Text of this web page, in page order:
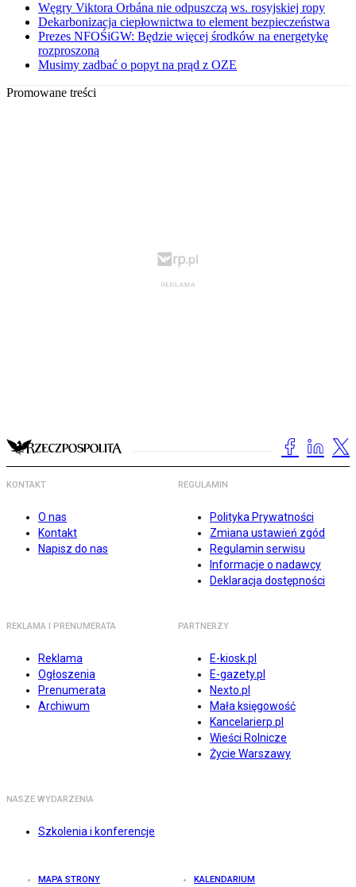
Węgry Viktora Orbána nie odpuszczą ws. rosyjskiej ropy
Dekarbonizacja ciepłownictwa to element bezpieczeństwa
Prezes NFOŚiGW: Będzie więcej środków na energetykę
rozproszoną
Musimy zadbać o popyt na prąd z OZE
Promowane treści
KONTAKT
O nas
Kontakt
Napisz do nas
REGULAMIN
Polityka Prywatności
Zmiana ustawień zgód
Regulamin serwisu
Informacje o nadawcy
Deklaracja dostępności
REKLAMA I PRENUMERATA
Reklama
Ogłoszenia
Prenumerata
Archiwum
PARTNERZY
E-kiosk.pl
E-gazety.pl
Nexto.pl
Mała księgowość
Kancelarierp.pl
Wieści Rolnicze
Życie Warszawy
NASZE WYDARZENIA
Szkolenia i konferencje
MAPA STRONY KALENDARIUM